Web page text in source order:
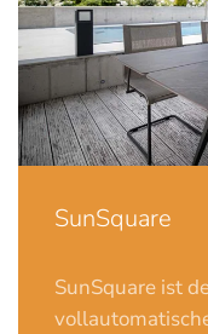
SunSquare
SunSquare ist